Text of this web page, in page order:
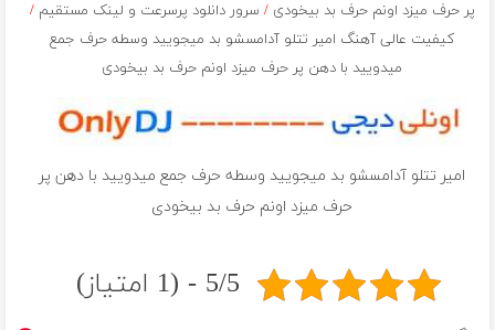
پر حرف میزد اونم حرف بد بیخودی/ سرور دانلود پرسرعت و لینک مستقیم/
کیفیت عالی آهنگ امیر تتلو آدامسشو بد میجویید وسطه حرف جمع
میدویید با دهن پر حرف میزد اونم حرف بد بیخودی
امیر تتلو آدامسشو بد میجویید وسطه حرف جمع میدویید با دهن پر
حرف میزد اونم حرف بد بیخودی
5/5 - (1 امتیاز)